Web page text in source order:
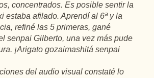
concentrados. Es posible sentir la
estaba afilado. Aprendí al 6ª y la
refiné las 5 primeras, gané
senpai Gilberto, una vez más pude
¡Arigato gozaimashitá senpai
del audio visual constaté lo